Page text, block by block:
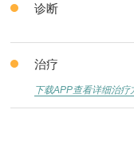
诊断
治疗
下载APP查看详细治疗